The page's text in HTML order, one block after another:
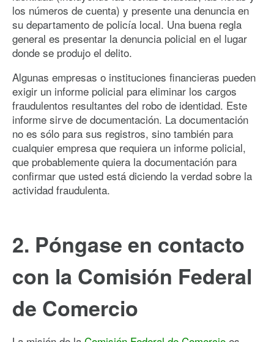
los números de cuenta) y presente una denuncia en
su departamento de policía local. Una buena regla
general es presentar la denuncia policial en el lugar
donde se produjo el delito.
Algunas empresas o instituciones financieras pueden
exigir un informe policial para eliminar los cargos
fraudulentos resultantes del robo de identidad. Este
informe sirve de documentación. La documentación
no es sólo para sus registros, sino también para
cualquier empresa que requiera un informe policial,
que probablemente quiera la documentación para
confirmar que usted está diciendo la verdad sobre la
actividad fraudulenta.
2. Póngase en contacto
con la Comisión Federal
de Comercio